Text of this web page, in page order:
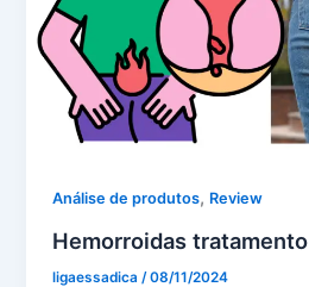
Análise de produtos, Review
Hemorroidas tratamento
ligaessadica /08/11/2024